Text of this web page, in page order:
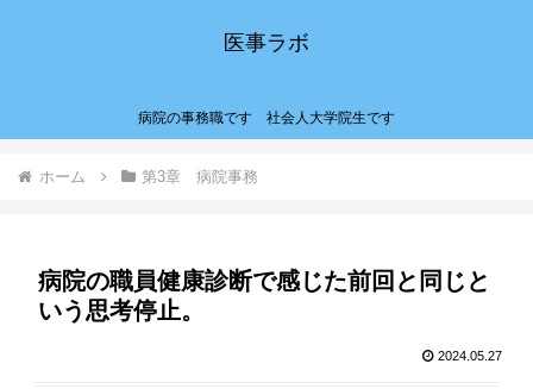
医事ラボ
病院の事務職です 社会人大学院生です
ホーム 第3章 病院事務
病院の職員健康診断で感じた前回と同じと
いう思考停止。
2024.05.27